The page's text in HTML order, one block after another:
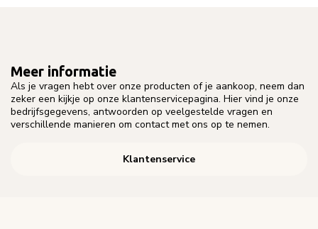
Meer informatie
Als je vragen hebt over onze producten of je aankoop, neem dan
zeker een kijkje op onze klantenservicepagina. Hier vind je onze
bedrijfsgegevens, antwoorden op veelgestelde vragen en
verschillende manieren om contact met ons op te nemen.
Klantenservice